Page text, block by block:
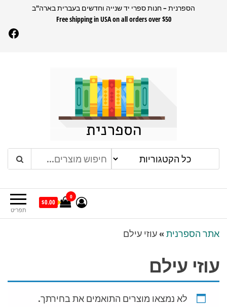
הספרנית – חנות ספרי יד שנייה וחדשים בעברית בארה"ב
Free shipping in USA on all orders over $50
הספרנית
תפריט
0
$0.00
אתר הספרנית »עוזי עילם
עוזי עילם
לא נמצאו מוצרים התואמים את בחירתך.